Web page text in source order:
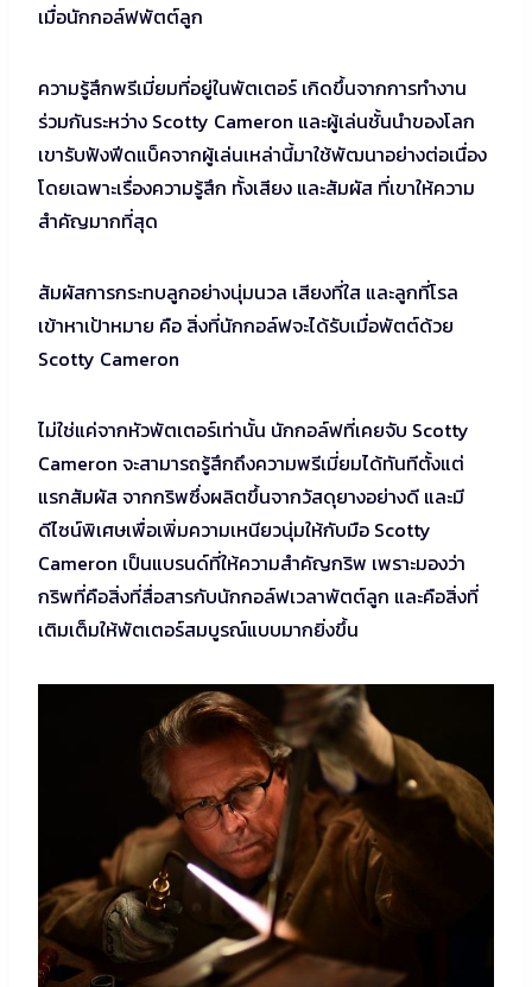
เมื่อนักกอล์ฟพัตต์ลูก
ความรู้สึกพรีเมี่ยมที่อยู่ในพัตเตอร์ เกิดขึ้นจากการทำงาน
ร่วมกันระหว่าง Scotty Cameron และผู้เล่นชั้นนำของโลก
เขารับฟังฟีดแบ็คจากผู้เล่นเหล่านี้มาใช้พัฒนาอย่างต่อเนื่อง
โดยเฉพาะเรื่องความรู้สึก ทั้งเสียง และสัมผัส ที่เขาให้ความ
สำคัญมากที่สุด
สัมผัสการกระทบลูกอย่างนุ่มนวล เสียงที่ใส และลูกที่โรล
เข้าหาเป้าหมาย คือ สิ่งที่นักกอล์ฟจะได้รับเมื่อพัตต์ด้วย
Scotty Cameron
ไม่ใช่แค่จากหัวพัตเตอร์เท่านั้น นักกอล์ฟที่เคยจับ Scotty
Cameron จะสามารถรู้สึกถึงความพรีเมี่ยมได้ทันทีตั้งแต่
แรกสัมผัส จากกริพซึ่งผลิตขึ้นจากวัสดุยางอย่างดี และมี
ดีไซน์พิเศษเพื่อเพิ่มความเหนียวนุ่มให้กับมือ Scotty
Cameron เป็นแบรนด์ที่ให้ความสำคัญกริพ เพราะมองว่า
กริพที่คือสิ่งที่สื่อสารกับนักกอล์ฟเวลาพัตต์ลูก และคือสิ่งที่
เติมเต็มให้พัตเตอร์สมบูรณ์แบบมากยิ่งขึ้น